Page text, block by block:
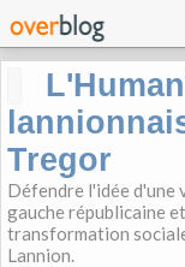
Tregor
Défendre l'idée d'une
gauche républicaine
transformation
Lannion.